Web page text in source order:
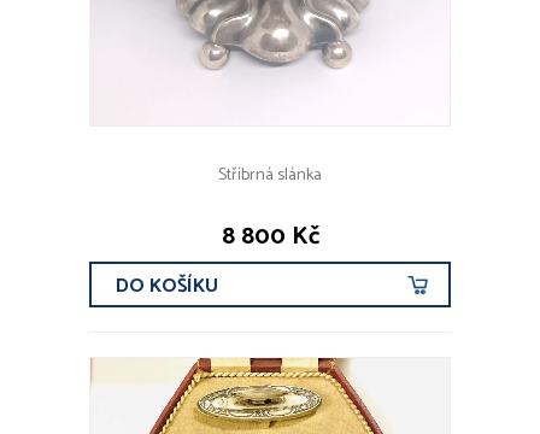
Stříbrná slánka
8 800 Kč
DO KOŠÍKU